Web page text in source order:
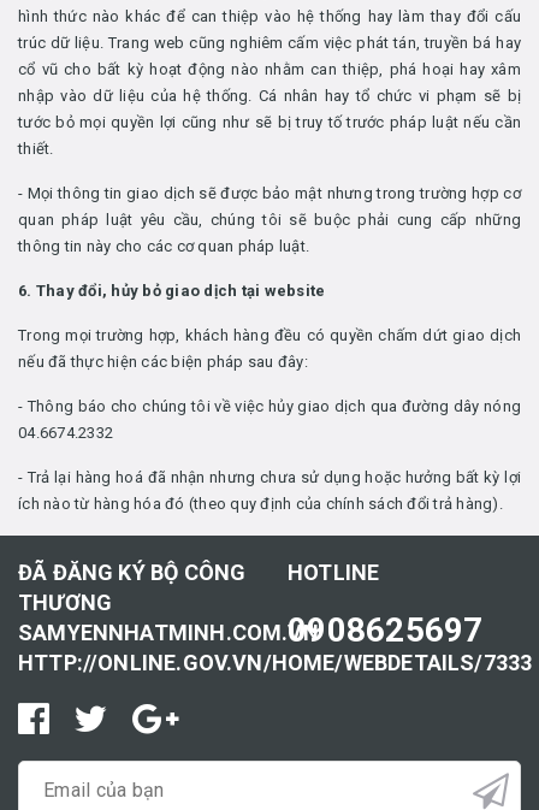
hình thức nào khác để can thiệp vào hệ thống hay làm thay đổi cấu
trúc dữ liệu. Trang web cũng nghiêm cấm việc phát tán, truyền bá hay
cổ vũ cho bất kỳ hoạt động nào nhằm can thiệp, phá hoại hay xâm
nhập vào dữ liệu của hệ thống. Cá nhân hay tổ chức vi phạm sẽ bị
tước bỏ mọi quyền lợi cũng như sẽ bị truy tố trước pháp luật nếu cần
thiết.
- Mọi thông tin giao dịch sẽ được bảo mật nhưng trong trường hợp cơ
quan pháp luật yêu cầu, chúng tôi sẽ buộc phải cung cấp những
thông tin này cho các cơ quan pháp luật.
6. Thay đổi, hủy bỏ giao dịch tại website
Trong mọi trường hợp, khách hàng đều có quyền chấm dứt giao dịch
nếu đã thực hiện các biện pháp sau đây:
- Thông báo cho chúng tôi về việc hủy giao dịch qua đường dây nóng
04.6674.2332
- Trả lại hàng hoá đã nhận nhưng chưa sử dụng hoặc hưởng bất kỳ lợi
ích nào từ hàng hóa đó (theo quy định của chính sách đổi trả hàng).
ĐÃ ĐĂNG KÝ BỘ CÔNG
THƯƠNG
SAMYENNHATMINH.COM.VN
HTTP://ONLINE.GOV.VN/HOME/WEBDETAILS/7333
HOTLINE
0908625697